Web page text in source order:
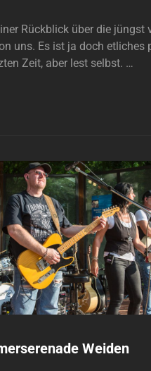
Rückblick über die jüngst
uns. Es ist ja doch etliches
Zeit, aber lest selbst. …
Weiden